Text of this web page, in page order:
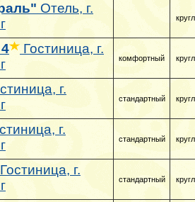
Отель, г.
4
Гостиница, г.
комфортный
г.
стандартный
г.
стандартный
Гостиница, г.
стандартный